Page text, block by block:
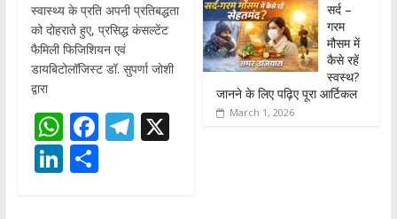
स्वास्थ्य के प्रति अपनी प्रतिबद्धता
को दोहराते हुए, प्रसिद्ध कंसल्टेंट
फैमिली फिजिशियन एवं
डायबिटोलॉजिस्ट डॉ. सुपर्णा जोशी
द्वारा
W
h
at
F
ac
e
T X
Li S
सर्द –
गरम
मौसम में
कैसे रहें
स्वस्थ?
जानने के लिए पढ़िए पूरा आर्टिकल
March 1, 2026